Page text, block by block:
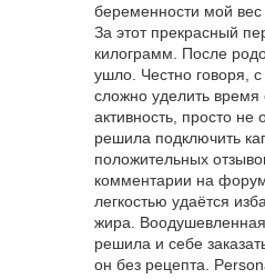
беременности мой вес
За этот прекрасный
килограмм. После
ушло. Честно говоря,
сложно уделить
активность, просто не
решила подключить
положительных
комментарии на
легкостью удаётся
жира. Воодушевленная
решила и себе
он без рецепта.